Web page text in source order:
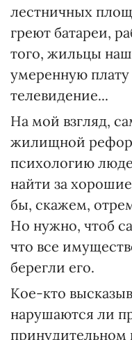
лестничных
греют батареи,
того, жильцы
умеренную
телевидение...
На мой взгляд,
жилищной
психологию
найти за
бы, скажем,
Но нужно, чтоб
что все
берегли его.
Кое-кто
нарушаются ли
принудительном